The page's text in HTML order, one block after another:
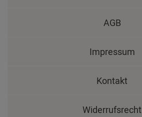
AGB
Impressum
Kontakt
Widerrufsrecht